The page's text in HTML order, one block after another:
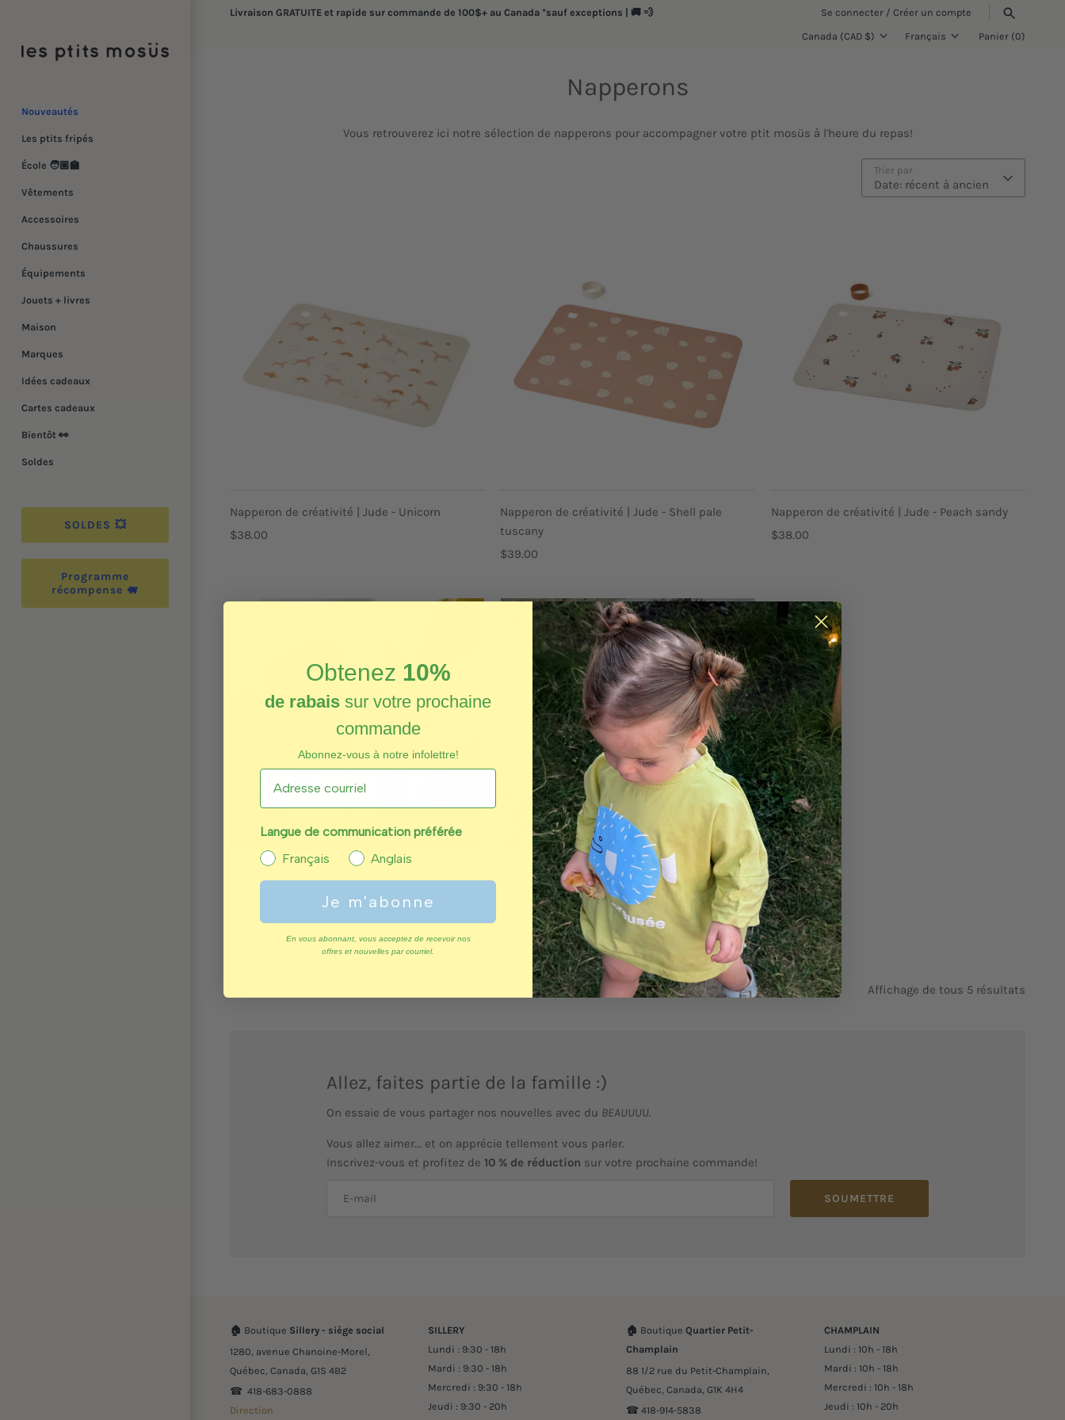
contenu
Livraison GRATUITE et rapide sur commande de 100$+ au Canada *sauf exceptions | 🚚 💨 Se connecter / Créer un compte
Devise
Canada (CAD $) Langue
Français Panier (0)
Nouveautés
Les ptits fripés
École 🧑🏼‍🏫
Vêtements
Accessoires
Chaussures
Équipements
Jouets + livres
Maison
Marques
Idées cadeaux
Cartes cadeaux
Bientôt 👀
Soldes
SOLDES 💥
Programme
récompense 🐖
Napperons
Vous retrouverez ici notre sélection de napperons pour accompagner votre ptit mosüs à l'heure du repas!
Trier par
Date: récent à ancien
Napperon de créativité | Jude - Unicorn
$38.00
Napperon de créativité | Jude - Shell pale
tuscany
$39.00
Napperon de créativité | Jude - Peach sandy
$38.00
RAPIDE
Mat en cuir végétalien | famille de 4 - Citron
$135.00
ACHAT
RAPIDE
Mat en cuir végétalien | famille de 4 - Bleu
$135.00
Affichage de tous 5 résultats
Allez, faites partie de la famille :)
On essaie de vous partager nos nouvelles avec du BEAUUUU.
Vous allez aimer... et on apprécie tellement vous parler.
Inscrivez-vous et profitez de 10 % de réduction sur votre prochaine commande!
SOUMETTRE
🏠 Boutique Sillery - siège social
1280, avenue Chanoine-Morel,
Québec, Canada, G1S 4B2
☎︎ 418-683-0888
Direction
SILLERY
Lundi : 9:30 - 18h
Mardi : 9:30 - 18h
Mercredi : 9:30 - 18h
Jeudi : 9:30 - 20h
🏠 Boutique Quartier Petit-
Champlain
88 1/2 rue du Petit-Champlain,
Québec, Canada, G1K 4H4
☎︎ 418-914-5838
CHAMPLAIN
Lundi : 10h - 18h
Mardi : 10h - 18h
Mercredi : 10h - 18h
Jeudi : 10h - 20h
Obtenez 10%
de rabais sur votre prochaine
commande
Abonnez-vous à notre infolettre!
Langue de communication préférée
Français
Anglais
Je m'abonne
En vous abonnant, vous acceptez de recevoir nos
offres et nouvelles par courriel.